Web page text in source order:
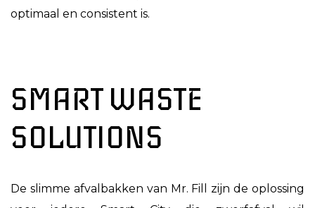
optimaal en consistent is.
SMART WASTE
SOLUTIONS
De slimme afvalbakken van Mr. Fill zijn de oplossing